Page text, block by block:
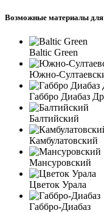
Возможные материалы для
Baltic Green
Южно-
Габбро Диабаз
Балтийский
Камбулатовский
Мансуровский
Цветок Урала
Габбро-Диабаз